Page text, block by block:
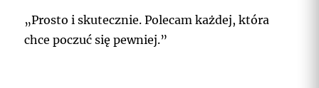
„Prosto i skutecznie. Polecam każdej, która
chce poczuć się pewniej.”